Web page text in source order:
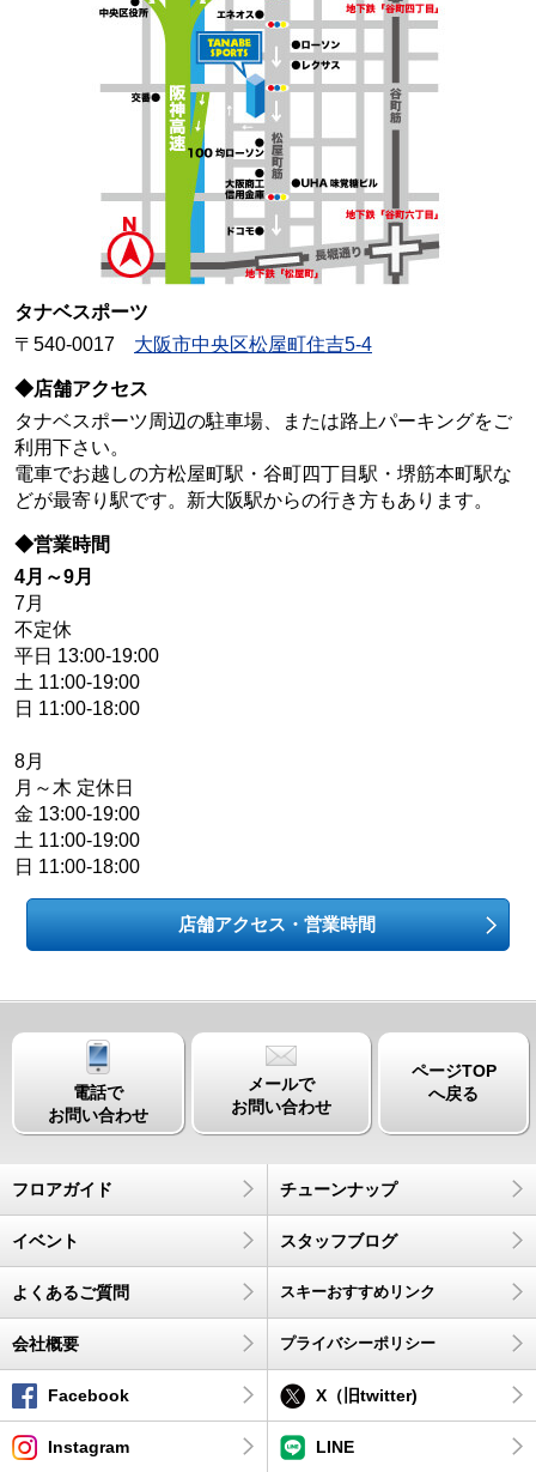
タナベスポーツ
〒540-0017 大阪市中央区松屋町住吉5-4
◆店舗アクセス
タナベスポーツ周辺の駐車場、または路上パーキングをご
利用下さい。
電車でお越しの方松屋町駅・谷町四丁目駅・堺筋本町駅な
どが最寄り駅です。新大阪駅からの行き方もあります。
◆営業時間
4月～9月
7月
不定休
平日 13:00-19:00
土 11:00-19:00
日 11:00-18:00
8月
月～木 定休日
金 13:00-19:00
土 11:00-19:00
日 11:00-18:00
店舗アクセス・営業時間
電話で
お問い合わせ
メールで
お問い合わせ
ページTOP
へ戻る
フロアガイド チューンナップ
イベント スタッフブログ
よくあるご質問 スキーおすすめリンク
会社概要 プライバシーポリシー
Facebook X（旧twitter)
Instagram LINE